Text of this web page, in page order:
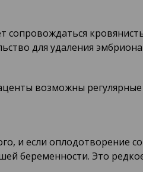
сопровождаться
для удаления
возможны
и если
беременности. Это